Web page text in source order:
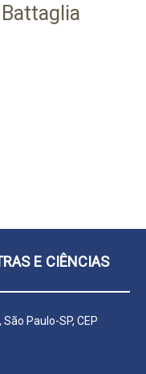
E CIÊNCIAS
Paulo-SP, CEP